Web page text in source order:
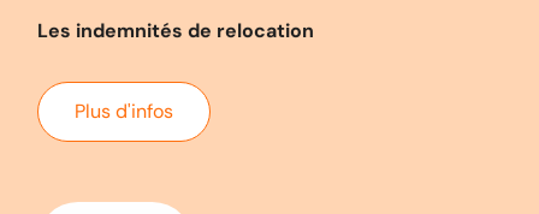
Les indemnités de relocation
Plus d'infos